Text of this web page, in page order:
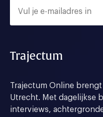
Trajectum
Trajectum Online
Utrecht. Met dagelijkse
interviews,